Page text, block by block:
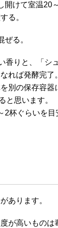
けて室温20
る。
る。
りと、「シ
れば発酵完了
別の保存容器
思います。
杯ぐらいを目
あります。
が高いものは